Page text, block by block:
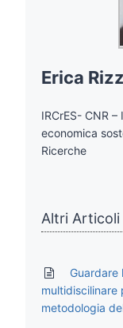
Erica
IRCrES- CNR
economica
Ricerche
Altri Articoli
Guardare
multidiscilinare
metodologia